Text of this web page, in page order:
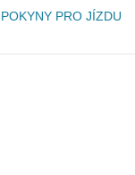
POKYNY PRO JÍZDU